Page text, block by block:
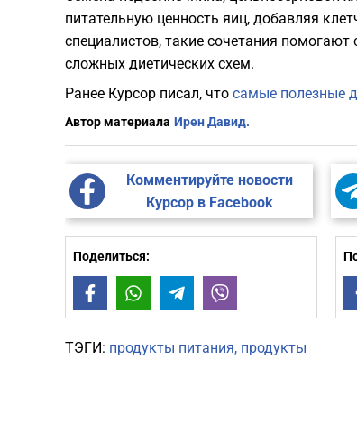
питательную ценность яиц, добавляя
специалистов, такие сочетания
сложных диетических схем.
Ранее Курсор писал, что самые полезные
Автор материала Ирен Давид.
Комментируйте новости
Курсор в Facebook
Поделиться:
FacebookWhatsAppTelegram
ТЭГИ: продукты питания продукты